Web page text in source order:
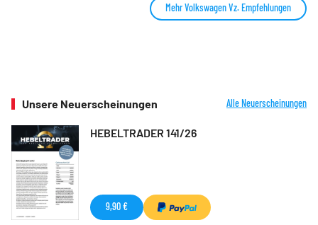
Mehr Volkswagen Vz. Empfehlungen
Unsere Neuerscheinungen Alle Neuerscheinungen
HEBELTRADER 141/26
9,90 €